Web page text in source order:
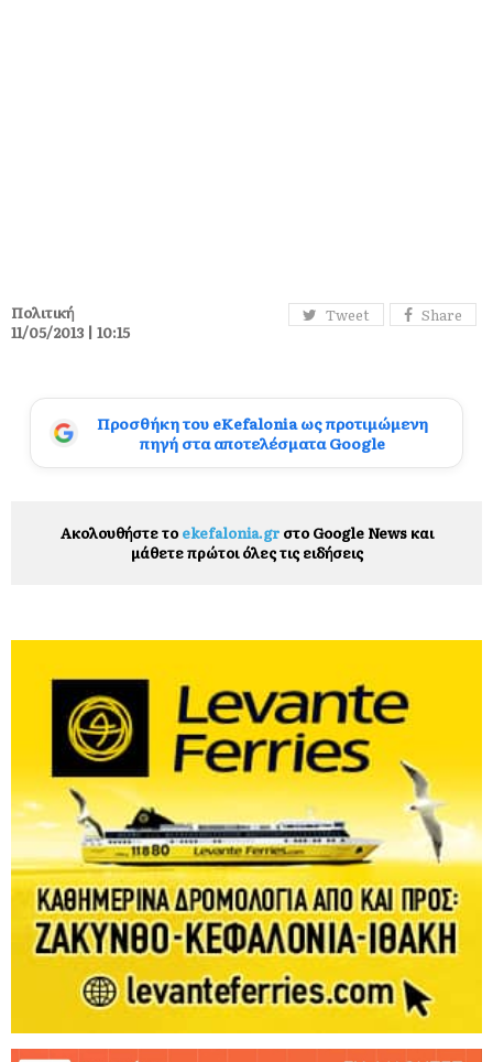
Tweet Share
Πολιτική
11/05/2013 | 10:15
Προσθήκη του eKefalonia ως προτιμώμενη
πηγή στα αποτελέσματα Google
Ακολουθήστε το ekefalonia.grστο Google News και
μάθετε πρώτοι όλες τις ειδήσεις